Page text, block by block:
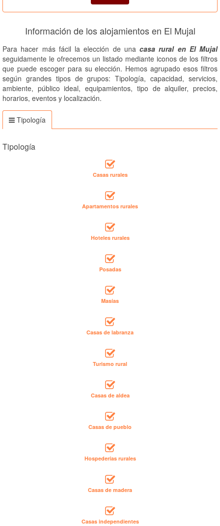
Información de los alojamientos en El Mujal
Para hacer más fácil la elección de una casa rural en El Mujal
seguidamente le ofrecemos un listado mediante iconos de los filtros
que puede escoger para su elección. Hemos agrupado esos filtros
según grandes tipos de grupos: Tipología, capacidad, servicios,
ambiente, público ideal, equipamientos, tipo de alquiler, precios,
horarios, eventos y localización.
Tipología
Tipología
Casas rurales
Apartamentos rurales
Hoteles rurales
Posadas
Masías
Casas de labranza
Turismo rural
Casas de aldea
Casas de pueblo
Hospederías rurales
Casas de madera
Casas independientes